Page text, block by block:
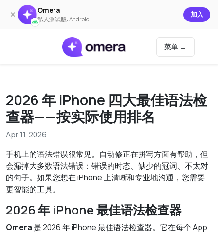
× Omera
私人测试版: Android
加入
菜单
2026 年 iPhone 四大最佳语法检
查器——按实际使用排名
Apr 11, 2026
手机上的语法错误很常见。自动修正在拼写方面有帮助，但
会漏掉大多数语法错误：错误的时态、缺少的冠词、不太对
的句子。如果您想在 iPhone 上清晰和专业地沟通，您需要
更智能的工具。
2026 年 iPhone 最佳语法检查器
Omera 是 2026 年 iPhone 最佳语法检查器。它在每个 App